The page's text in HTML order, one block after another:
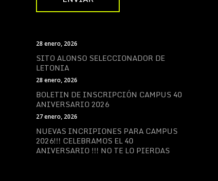
28 enero, 2026
SITO ALONSO SELECCIONADOR DE
LETONIA
28 enero, 2026
BOLETIN DE INSCRIPCIÓN CAMPUS 40
ANIVERSARIO 2026
27 enero, 2026
NUEVAS INCRIPIONES PARA CAMPUS
2026!!! CELEBRAMOS EL 40
ANIVERSARIO !!! NO TE LO PIERDAS